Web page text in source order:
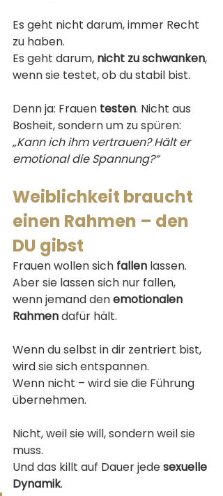
Es geht nicht darum, immer Recht
zu haben.
Es geht darum, nicht zu schwanken,
wenn sie testet, ob du stabil bist.
Denn ja: Frauen testen. Nicht aus
Bosheit, sondern um zu spüren:
„Kann ich ihm vertrauen? Hält er
emotional die Spannung?“
Weiblichkeit braucht
einen Rahmen – den
DU gibst
Frauen wollen sich fallen lassen.
Aber sie lassen sich nur fallen,
wenn jemand den emotionalen
Rahmen dafür hält.
Wenn du selbst in dir zentriert bist,
wird sie sich entspannen.
Wenn nicht – wird sie die Führung
übernehmen.
Nicht, weil sie will, sondern weil sie
muss.
Und das killt auf Dauer jede sexuelle
Dynamik.